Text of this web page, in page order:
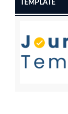
TEMPLATE